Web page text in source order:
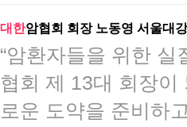
대한암협회 회장 노동영 서울대
​​“암환자들을 위한
협회 제 13대 회장
로운 도약을 준비하